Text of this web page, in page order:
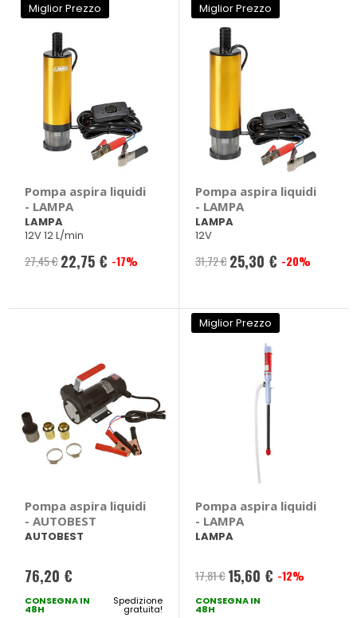
Miglior Prezzo
Pompa aspira liquidi
- LAMPA
LAMPA
12V 12 L/min
27,45 € Prezzo
22,75 € -17%
Miglior Prezzo
Pompa aspira liquidi
- LAMPA
LAMPA
12V
31,72 € Prezzo
25,30 € -20%
Pompa aspira liquidi
- AUTOBEST
AUTOBEST
76,20 €
CONSEGNA IN
48H
Spedizione
gratuita!
Miglior Prezzo
Pompa aspira liquidi
- LAMPA
LAMPA
17,81 € Prezzo
speciale
15,60 € -12%
CONSEGNA IN
48H